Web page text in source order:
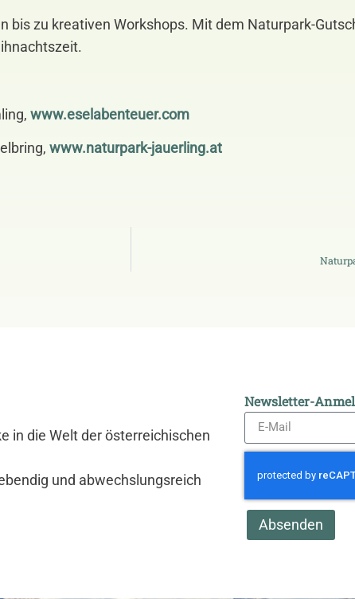
zu kreativen Workshops. Mit dem Naturpark-
www.eselabenteuer.com
www.naturpark-jauerling.at
in die Welt der österreichischen
und abwechslungsreich
Newsletter-
Absenden